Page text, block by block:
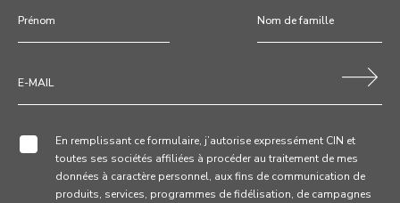
En remplissant ce formulaire, j’autorise expressément CIN et
toutes ses sociétés affiliées à procéder au traitement de mes
données à caractère personnel, aux fins de communication de
produits, services, programmes de fidélisation, de campagnes